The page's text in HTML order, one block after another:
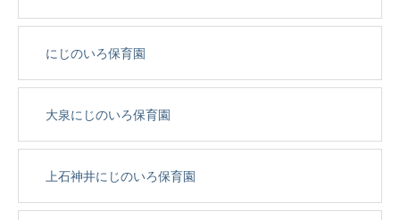
にじのいろ保育園
大泉にじのいろ保育園
上石神井にじのいろ保育園